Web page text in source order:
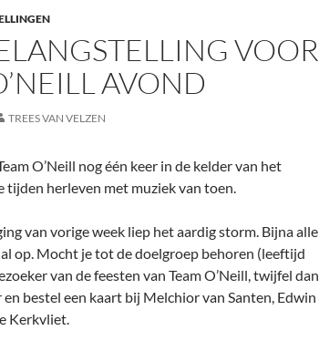
VOOR
AVOND
TREES VAN VELZEN
O’Neill nog één keer in de kelder van het
tijden herleven met muziek van toen.
van vorige week liep het aardig storm. Bijna alle
op. Mocht je tot de doelgroep behoren (leeftijd
van de feesten van Team O’Neill, twijfel dan
bestel een kaart bij Melchior van Santen, Edwin
Kerkvliet.